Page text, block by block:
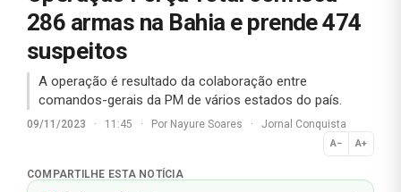
286 armas na Bahia e prende 474
suspeitos
A operação é resultado da colaboração entre
comandos-gerais da PM de vários estados do país.
09/11/2023 · 11:45 · Por Nayure Soares · Jornal Conquista
A− A+
Normal
COMPARTILHE ESTA NOTÍCIA